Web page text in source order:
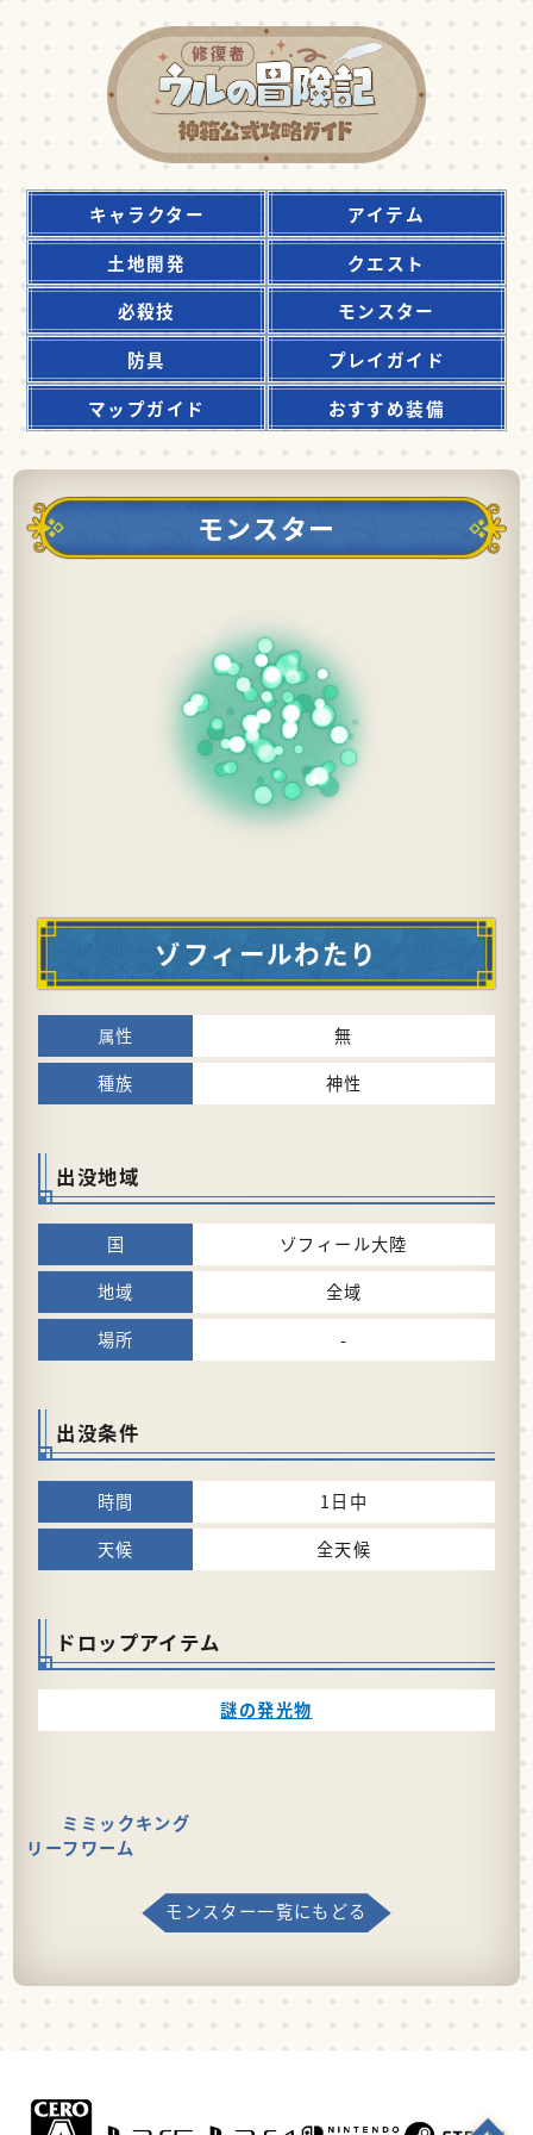
キャラクター
アイテム
土地開発
クエスト
必殺技
モンスター
防具
プレイガイド
マップガイド
おすすめ装備
モンスター
ゾフィールわたり
無
神性
出没地域
ゾフィール大陸
全域
-
出没条件
1日中
全天候
ドロップアイテム
謎の発光物
ミミックキング
リーフワーム
モンスター一覧にもどる